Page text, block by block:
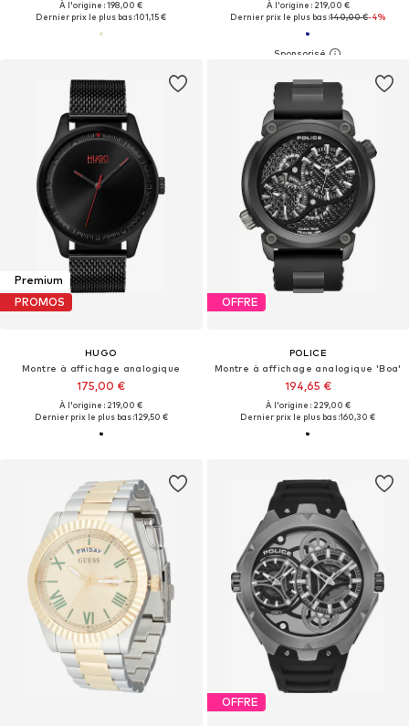
À l'origine : 198,00 €
Dernier prix le plus bas :101,15 €
À l'origine : 219,00 €
Dernier prix le plus bas :140,00 €-4%
Premium
PROMOS
HUGO
Montre à affichage analogique
175,00 €
À l'origine : 219,00 €
Dernier prix le plus bas :129,50 €
OFFRE
POLICE
Montre à affichage analogique 'Boa'
194,65 €
À l'origine : 229,00 €
Dernier prix le plus bas :160,30 €
OFFRE